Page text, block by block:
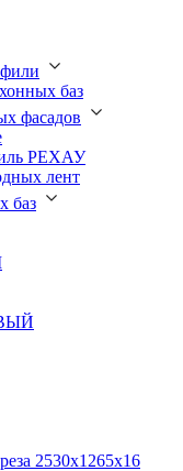
баз
фасадов
РЕХАУ
лент
баз
2530х1265х16